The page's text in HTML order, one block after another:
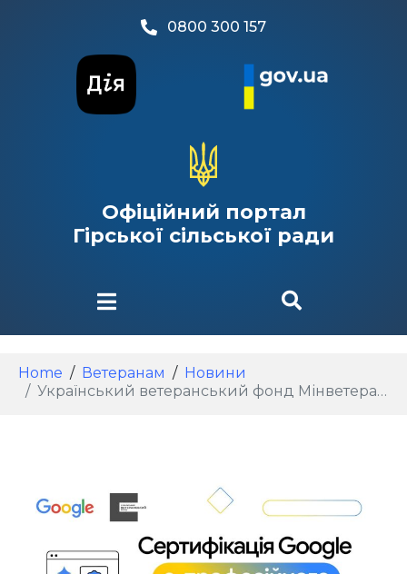
0800 300 157
Офіційний портал
Гірської сільської ради
Home Ветеранам
Новини
Український ветеранський фонд Мінветеранів у співпраці з Google надає безкоштовний доступ до нового професійного сертифіката Google AI Professional Certificate